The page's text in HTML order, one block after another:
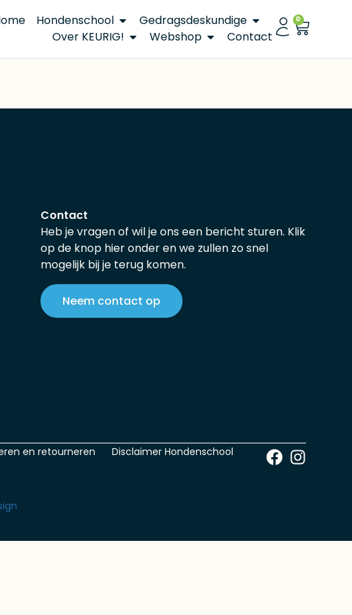
Hondenschool
Gedragsdeskundige
Over KEURIG!
Webshop Contact
0
Contact
Heb je vragen of wil je ons een bericht sturen. Klik
op de knop hier onder en we zullen zo snel
mogelijk bij je terug komen.
Neem contact op
en retourneren
Disclaimer Hondenschool